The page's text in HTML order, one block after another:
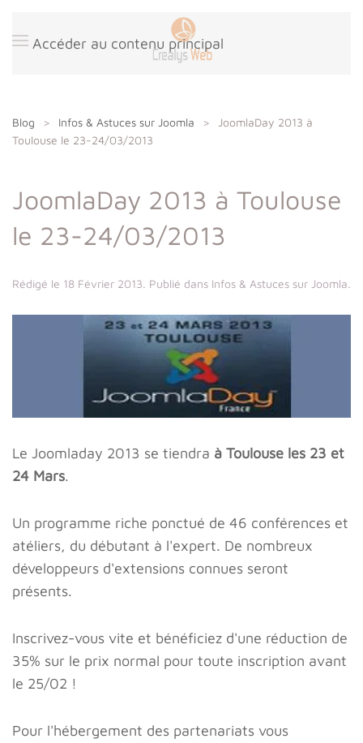
Accéder au contenu principal
Blog Infos & Astuces sur Joomla
JoomlaDay 2013 à
Toulouse le 23-24/03/2013
JoomlaDay 2013 à Toulouse
le 23-24/03/2013
Rédigé le 18 Février 2013. Publié dans Infos & Astuces sur Joomla.
Le Joomladay 2013 se tiendra à Toulouse les 23 et
24 Mars.
Un programme riche ponctué de 46 conférences et
atéliers, du débutant à l'expert. De nombreux
développeurs d'extensions connues seront
présents.
Inscrivez-vous vite et bénéficiez d'une réduction de
35% sur le prix normal pour toute inscription avant
le 25/02 !
Pour l'hébergement des partenariats vous